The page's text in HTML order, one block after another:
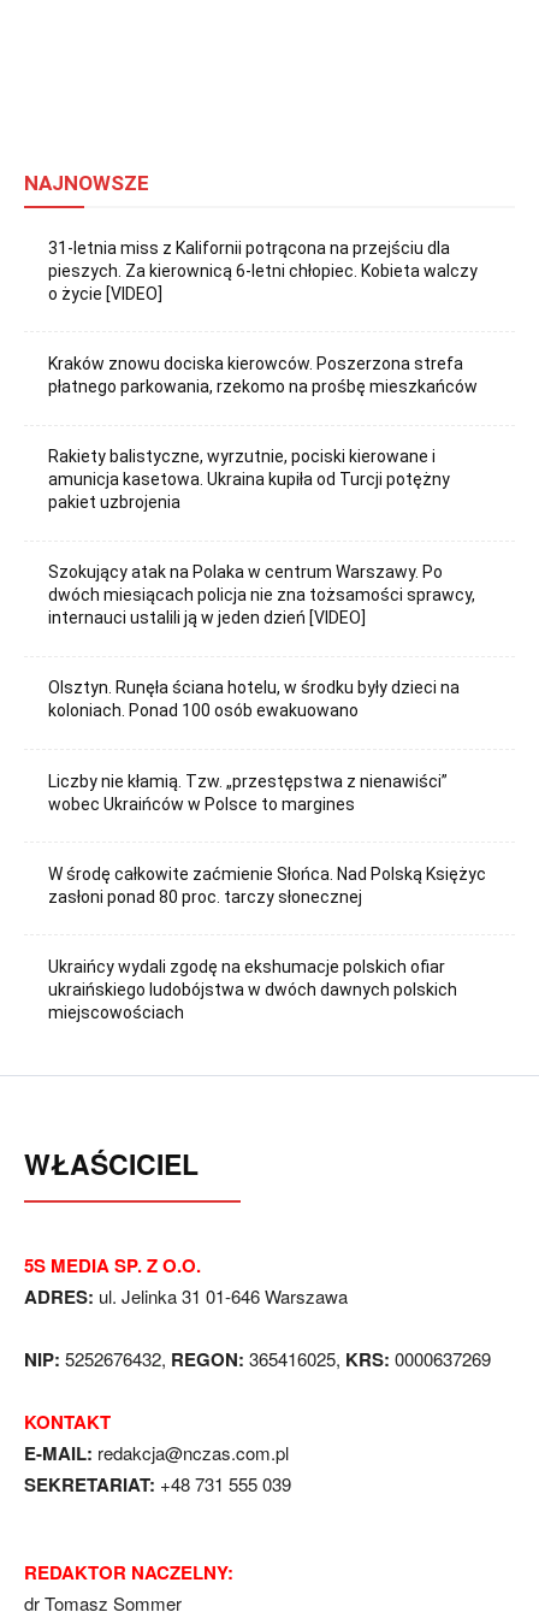
NAJNOWSZE
31-letnia miss z Kalifornii potrącona na przejściu dla
pieszych. Za kierownicą 6-letni chłopiec. Kobieta walczy
o życie [VIDEO]
Kraków znowu dociska kierowców. Poszerzona strefa
płatnego parkowania, rzekomo na prośbę mieszkańców
Rakiety balistyczne, wyrzutnie, pociski kierowane i
amunicja kasetowa. Ukraina kupiła od Turcji potężny
pakiet uzbrojenia
Szokujący atak na Polaka w centrum Warszawy. Po
dwóch miesiącach policja nie zna tożsamości sprawcy,
internauci ustalili ją w jeden dzień [VIDEO]
Olsztyn. Runęła ściana hotelu, w środku były dzieci na
koloniach. Ponad 100 osób ewakuowano
Liczby nie kłamią. Tzw. „przestępstwa z nienawiści”
wobec Ukraińców w Polsce to margines
W środę całkowite zaćmienie Słońca. Nad Polską Księżyc
zasłoni ponad 80 proc. tarczy słonecznej
Ukraińcy wydali zgodę na ekshumacje polskich ofiar
ukraińskiego ludobójstwa w dwóch dawnych polskich
miejscowościach
WŁAŚCICIEL
5S MEDIA SP. Z O.O.
ADRES: ul. Jelinka 31 01-646 Warszawa
NIP: 5252676432, REGON: 365416025, KRS: 0000637269
KONTAKT
E-MAIL: redakcja@nczas.com.pl
SEKRETARIAT: +48 731 555 039
REDAKTOR NACZELNY:
dr Tomasz Sommer